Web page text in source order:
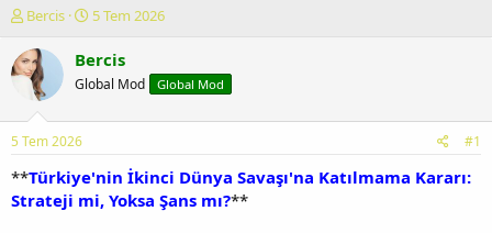
K
n
u
y
b
a
ş
a
Bercis
B
ş
a
ç
t
a
5 Tem 2026
Bercis
Global Mod Global Mod
5 Tem 2026 #1
**Türkiye'nin İkinci Dünya Savaşı'na Katılmama Kararı:
Strateji mi, Yoksa Şans mı?**